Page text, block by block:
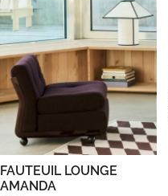
FAUTEUIL LOUNGE
AMANDA